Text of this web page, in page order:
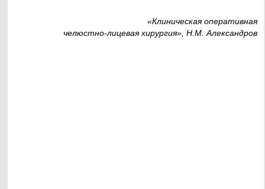
«Клиническая оперативная
челюстно-лицевая хирургия», Н.М. Александров